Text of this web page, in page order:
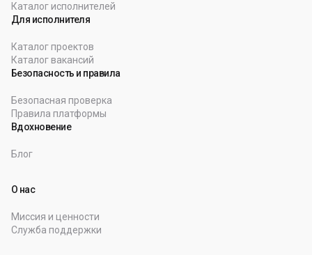
Каталог исполнителей
Для исполнителя
Каталог проектов
Каталог вакансий
Безопасность и правила
Безопасная проверка
Правила платформы
Вдохновение
Блог
О нас
Миссия и ценности
Служба поддержки